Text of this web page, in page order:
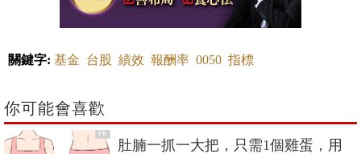
關鍵字: 基金 台股 績效 報酬率 0050 指標
你可能會喜歡
PR
肚腩一抓一大把，只需1個雞蛋，用